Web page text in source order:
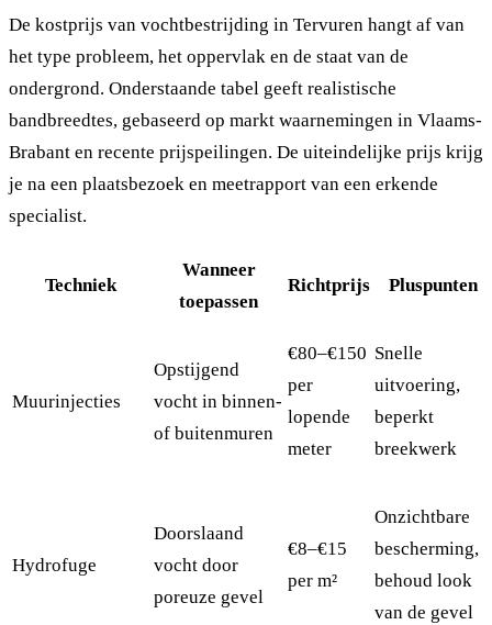
De kostprijs van vochtbestrijding in Tervuren hangt af van
het type probleem, het oppervlak en de staat van de
ondergrond. Onderstaande tabel geeft realistische
bandbreedtes, gebaseerd op markt waarnemingen in Vlaams-
Brabant en recente prijspeilingen. De uiteindelijke prijs krijg
je na een plaatsbezoek en meetrapport van een erkende
specialist.
Techniek
Wanneer
toepassen
Richtprijs Pluspunten
Muurinjecties
Opstijgend
vocht in binnen-
of buitenmuren
€80–€150
per
lopende
meter
Snelle
uitvoering,
beperkt
breekwerk
Hydrofuge
Doorslaand
vocht door
poreuze gevel
€8–€15
per m²
Onzichtbare
bescherming,
behoud look
van de gevel